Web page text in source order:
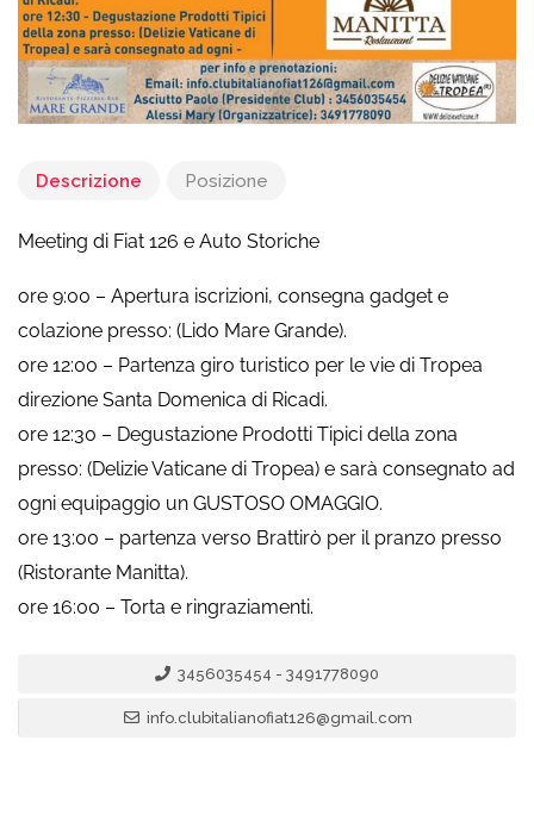
Descrizione Posizione
Meeting di Fiat 126 e Auto Storiche
ore 9:00 – Apertura iscrizioni, consegna gadget e
colazione presso: (Lido Mare Grande).
ore 12:00 – Partenza giro turistico per le vie di Tropea
direzione Santa Domenica di Ricadi.
ore 12:30 – Degustazione Prodotti Tipici della zona
presso: (Delizie Vaticane di Tropea) e sarà consegnato ad
ogni equipaggio un GUSTOSO OMAGGIO.
ore 13:00 – partenza verso Brattirò per il pranzo presso
(Ristorante Manitta).
ore 16:00 – Torta e ringraziamenti.
3456035454 - 3491778090
info.clubitalianofiat126@gmail.com